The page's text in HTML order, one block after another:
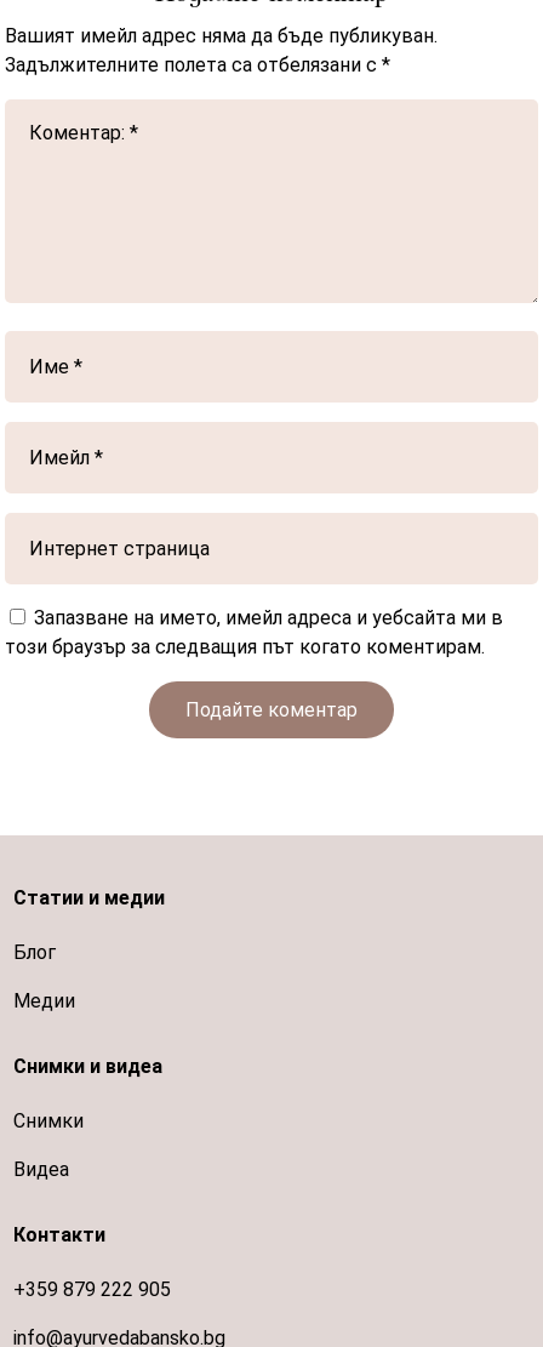
Вашият имейл адрес няма да бъде публикуван.
Задължителните полета са отбелязани с*
Запазване на името, имейл адреса и уебсайта ми в
този браузър за следващия път когато коментирам.
Подайте коментар
Статии и медии
Блог
Медии
Снимки и видеа
Снимки
Видеа
Контакти
+359 879 222 905
info@ayurvedabansko.bg